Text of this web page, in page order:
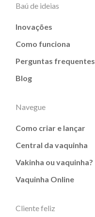
Baú de ideias
Inovações
Como funciona
Perguntas frequentes
Blog
Navegue
Como criar e lançar
Central da vaquinha
Vakinha ou vaquinha?
Vaquinha Online
Cliente feliz